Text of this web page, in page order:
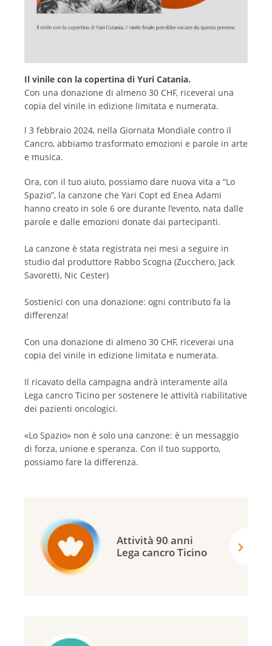
Il vinile con la copertina di Yuri Catania.
Con una donazione di almeno 30 CHF, riceverai una
copia del vinile in edizione limitata e numerata.
l 3 febbraio 2024, nella Giornata Mondiale contro il
Cancro, abbiamo trasformato emozioni e parole in arte
e musica.
Ora, con il tuo aiuto, possiamo dare nuova vita a “Lo
Spazio”, la canzone che Yari Copt ed Enea Adami
hanno creato in sole 6 ore durante l’evento, nata dalle
parole e dalle emozioni donate dai partecipanti.
La canzone è stata registrata nei mesi a seguire in
studio dal produttore Rabbo Scogna (Zucchero, Jack
Savoretti, Nic Cester)
Sostienici con una donazione: ogni contributo fa la
differenza!
Con una donazione di almeno 30 CHF, riceverai una
copia del vinile in edizione limitata e numerata.
Il ricavato della campagna andrà interamente alla
Lega cancro Ticino per sostenere le attività riabilitative
dei pazienti oncologici.
«Lo Spazio» non è solo una canzone: è un messaggio
di forza, unione e speranza. Con il tuo supporto,
possiamo fare la differenza.
Attività 90 anni
Lega cancro Ticino